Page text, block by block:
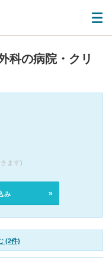
科の病院・クリ
ます)
み
(2件)